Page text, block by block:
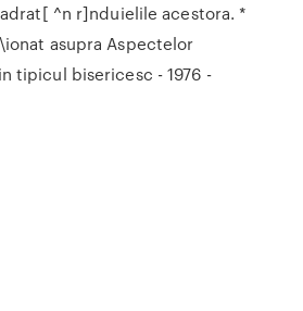
^n r]nduielile acestora. *
asupra Aspectelor
tipicul bisericesc - 1976 -